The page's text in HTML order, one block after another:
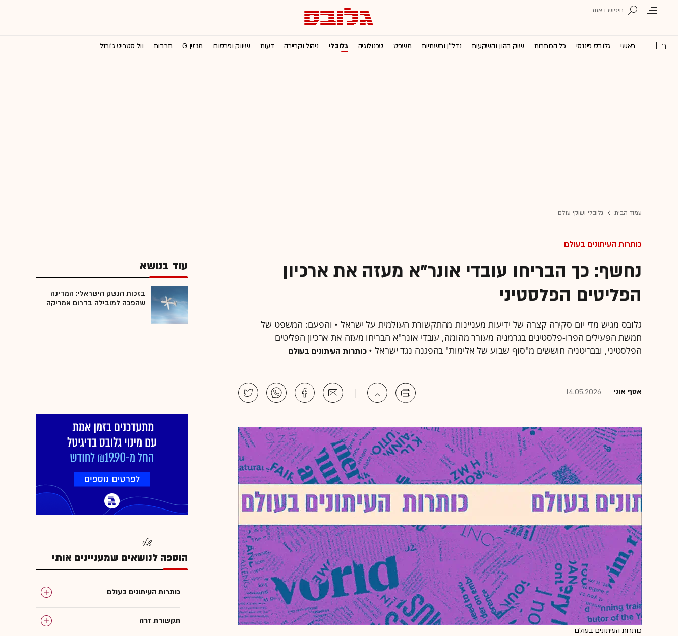
ראשי גלובס פיננסי כל הכותרות שוק ההון והשקעות נדל''ן ותשתיות משפט טכנולוגיה גלובלי ניהול וקריירה דעות שיווק ופרסום מגזין G תרבות וול סטריט ג'ורנל
עמוד הבית גלובלי ושוקי עולם
כותרות העיתונים בעולם
נחשף: כך הבריחו עובדי אונר"א מעזה את ארכיון
הפליטים הפלסטיני
גלובס מגיש מדי יום סקירה קצרה של ידיעות מעניינות מהתקשורת העולמית על ישראל • והפעם: המשפט של
חמשת הפעילים הפרו-פלסטינים בגרמניה מעורר מהומה, עובדי אונר"א הבריחו מעזה את ארכיון הפליטים
הפלסטיני, ובבריטניה חוששים מ"סוף שבוע של אלימות" בהפגנה נגד ישראל •כותרות העיתונים בעולם
אסף אוני 14.05.2026
כותרות העיתונים בעולם
עוד בנושא
בזכות הנשק הישראלי: המדינה
שהפכה למובילה בדרום אמריקה
הוספה לנושאים שמעניינים אותי
כותרות העיתונים בעולם
תקשורת זרה